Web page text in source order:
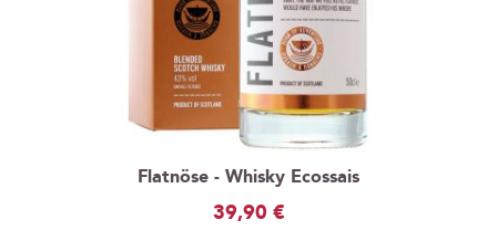
Flatnöse - Whisky Ecossais
39,90 €